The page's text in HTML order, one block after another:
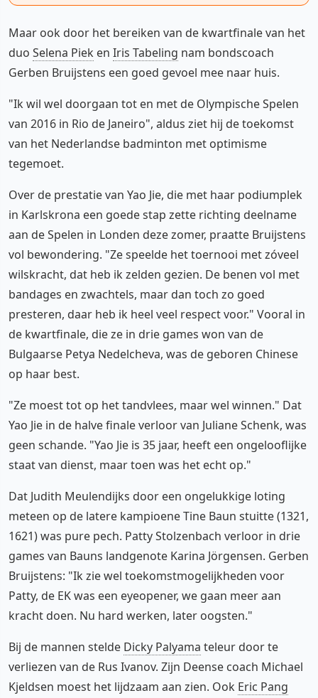
Maar ook door het bereiken van de kwartfinale van het
duo Selena Piek en Iris Tabeling nam bondscoach
Gerben Bruijstens een goed gevoel mee naar huis.
"Ik wil wel doorgaan tot en met de Olympische Spelen
van 2016 in Rio de Janeiro", aldus ziet hij de toekomst
van het Nederlandse badminton met optimisme
tegemoet.
Over de prestatie van Yao Jie, die met haar podiumplek
in Karlskrona een goede stap zette richting deelname
aan de Spelen in Londen deze zomer, praatte Bruijstens
vol bewondering. "Ze speelde het toernooi met zóveel
wilskracht, dat heb ik zelden gezien. De benen vol met
bandages en zwachtels, maar dan toch zo goed
presteren, daar heb ik heel veel respect voor." Vooral in
de kwartfinale, die ze in drie games won van de
Bulgaarse Petya Nedelcheva, was de geboren Chinese
op haar best.
"Ze moest tot op het tandvlees, maar wel winnen." Dat
Yao Jie in de halve finale verloor van Juliane Schenk, was
geen schande. "Yao Jie is 35 jaar, heeft een ongelooflijke
staat van dienst, maar toen was het echt op."
Dat Judith Meulendijks door een ongelukkige loting
meteen op de latere kampioene Tine Baun stuitte (1321,
1621) was pure pech. Patty Stolzenbach verloor in drie
games van Bauns landgenote Karina Jörgensen. Gerben
Bruijstens: "Ik zie wel toekomstmogelijkheden voor
Patty, de EK was een eyeopener, we gaan meer aan
kracht doen. Nu hard werken, later oogsten."
Bij de mannen stelde Dicky Palyama teleur door te
verliezen van de Rus Ivanov. Zijn Deense coach Michael
Kjeldsen moest het lijdzaam aan zien. Ook Eric Pang